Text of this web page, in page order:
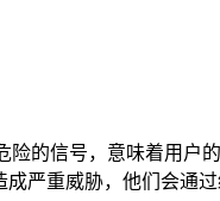
的信号，意味着用
严重威胁，他们会通